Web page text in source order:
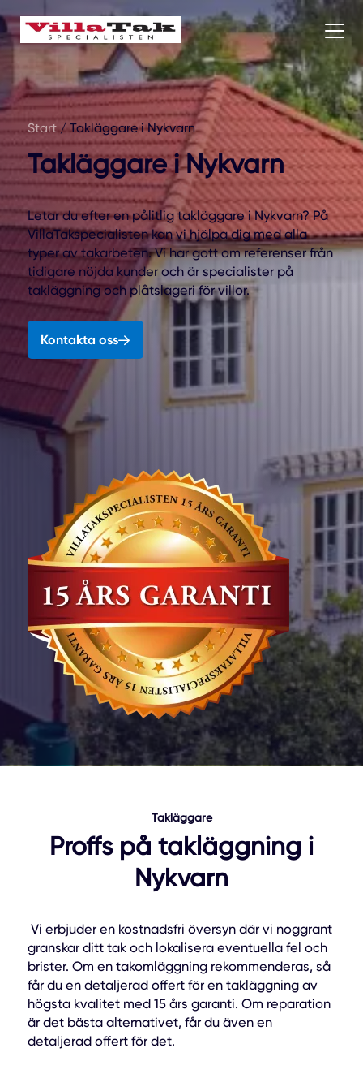
Start / Takläggare i Nykvarn
Takläggare i Nykvarn
Letar du efter en pålitlig takläggare i Nykvarn? På
VillaTakspecialisten kan vi hjälpa dig med alla
typer av takarbeten. Vi har gott om referenser från
tidigare nöjda kunder och är specialister på
takläggning och plåtslageri för villor.
Kontakta oss
Takläggare
Proffs på takläggning i
Nykvarn
Vi erbjuder en kostnadsfri översyn där vi noggrant
granskar ditt tak och lokalisera eventuella fel och
brister. Om en takomläggning rekommenderas, så
får du en detaljerad offert för en takläggning av
högsta kvalitet med 15 års garanti. Om reparation
är det bästa alternativet, får du även en
detaljerad offert för det.